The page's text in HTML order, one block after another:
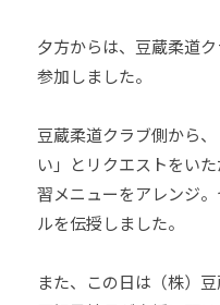
夕方からは、豆蔵柔道
参加しました。
豆蔵柔道クラブ側から
い」とリクエストをい
習メニューをアレンジ
ルを伝授しました。
また、この日は（株）